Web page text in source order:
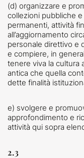
(d) organizzare e
collezioni pubbliche
permanenti, attività
all’aggiornamento
personale direttivo e
e compiere, in
tenere viva la cultura
antica che quella
dette finalità
e) svolgere e
approfondimento e
attività qui sopra
2.3